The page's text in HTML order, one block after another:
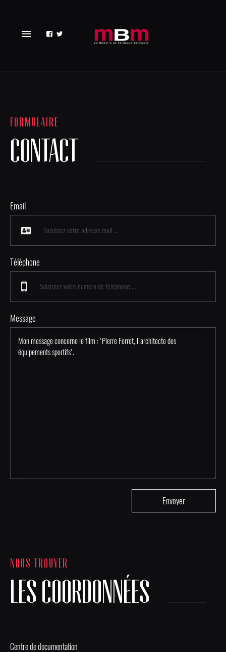
menu
FORMULAIRE
CONTACT
Email
Téléphone
Message
NOUS TROUVER
LES COORDONNÉES
Centre de documentation